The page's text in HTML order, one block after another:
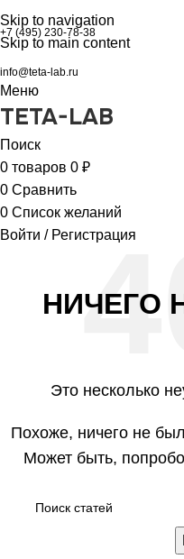
Skip to navigation
Skip to main content
+7 (495) 230-78-38
info@teta-lab.ru
Меню
TETA-LAB
Поиск
0 товаров 0 ₽
0 Сравнить
0 Список желаний
Войти / Регистрация
НИЧЕГО
Это несколько
Похоже, ничего не
Может быть,